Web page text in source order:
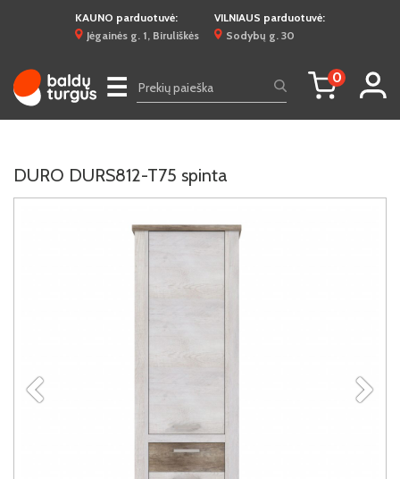
KAUNO parduotuvė:
Jėgainės g. 1, Biruliškės
VILNIAUS parduotuvė:
Sodybų g. 30
☰ 0
DURO DURS812-T75 spinta